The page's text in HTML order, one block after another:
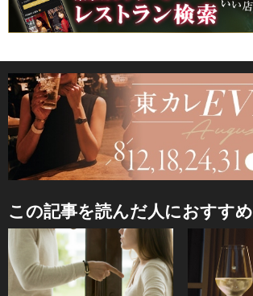
この記事を読んだ人におすすめ